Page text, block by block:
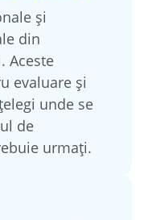
și
din
Aceste
evaluare și
unde se
de
urmați.